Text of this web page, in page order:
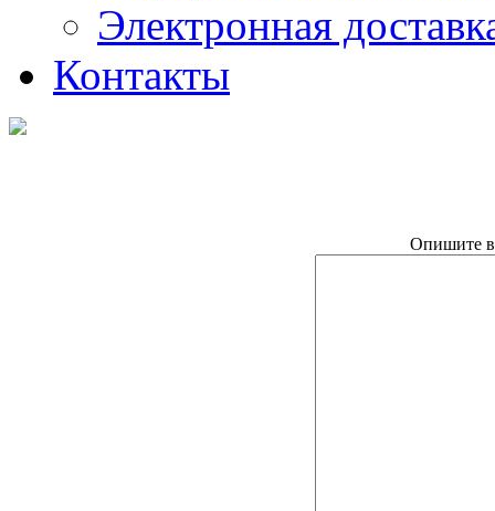
Электронная
Контакты
Опишите